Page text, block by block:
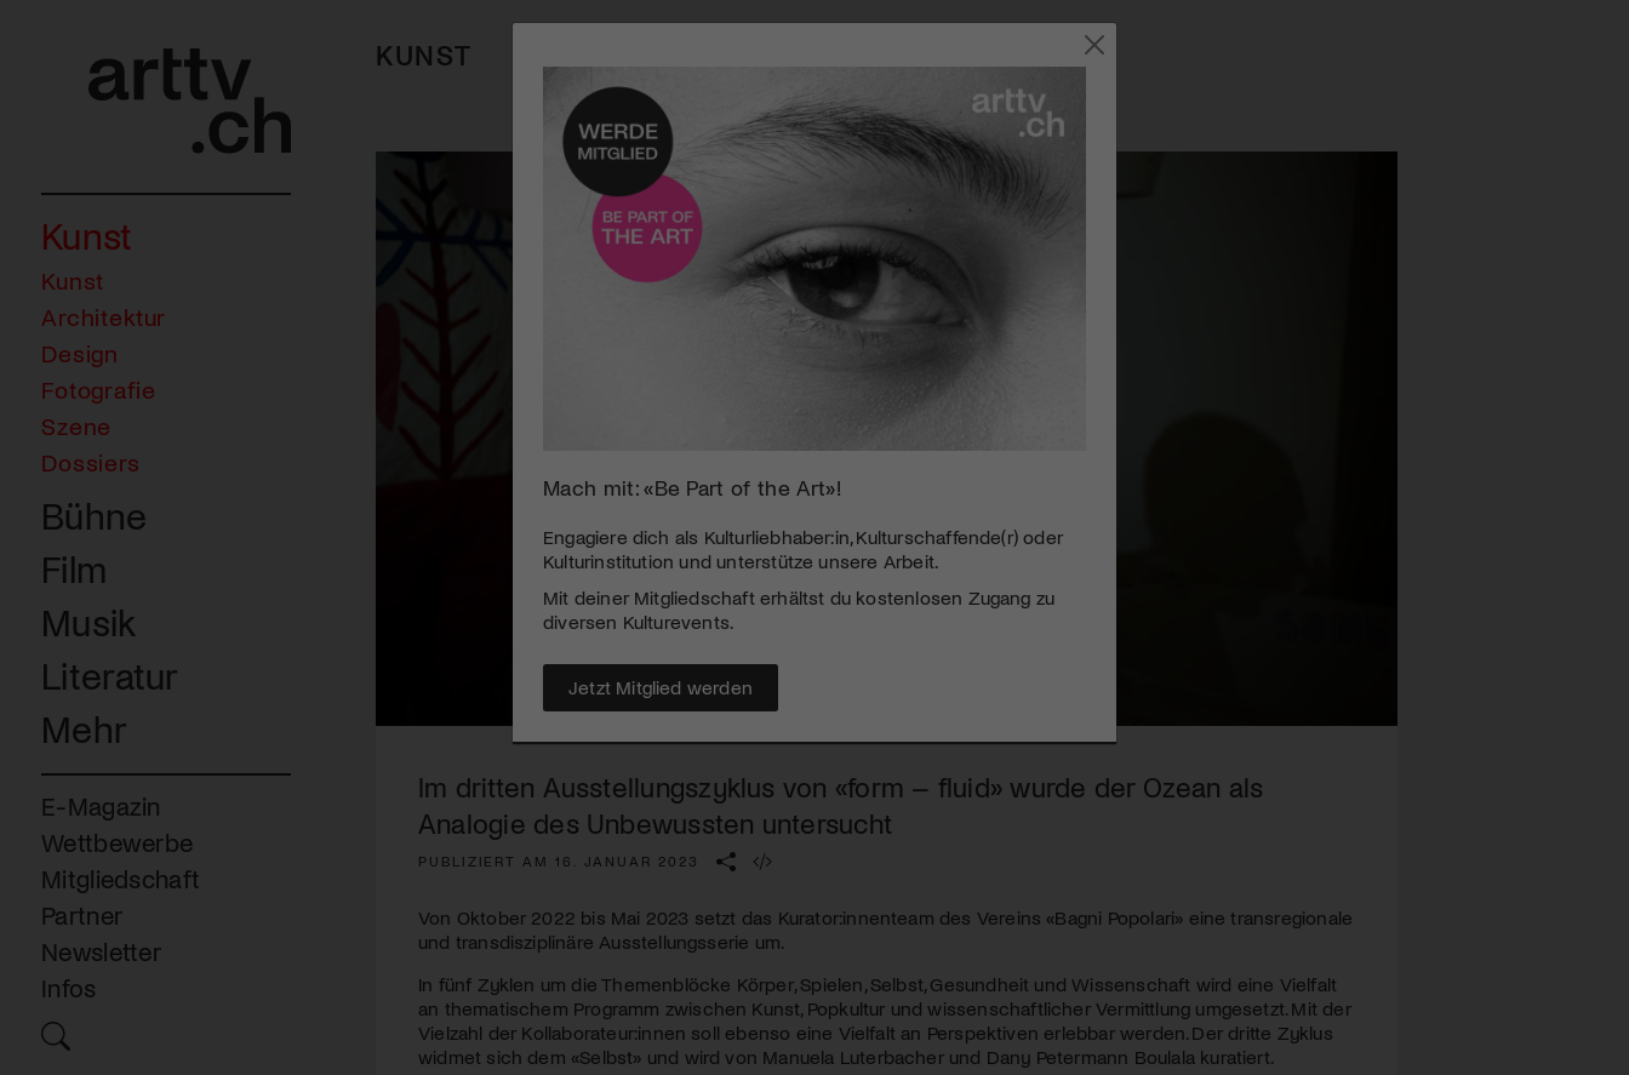
Kunst
Kunst
Architektur
Design
Fotografie
Szene
Dossiers
Bühne
Film
Musik
Literatur
Mehr
E-Magazin
Wettbewerbe
Mitgliedschaft
Partner
Newsletter
Infos
KUNST
minutes,
Im dritten Ausstellungszyklus von «form – fluid» wurde der Ozean als
Analogie des Unbewussten untersucht
PUBLIZIERT AM 16. JANUAR 2023
Von Oktober 2022 bis Mai 2023 setzt das Kurator:innenteam des Vereins «Bagni Popolari» eine transregionale
und transdisziplinäre Ausstellungsserie um.
In fünf Zyklen um die Themenblöcke Körper, Spielen, Selbst, Gesundheit und Wissenschaft wird eine Vielfalt
an thematischem Programm zwischen Kunst, Popkultur und wissenschaftlicher Vermittlung umgesetzt. Mit der
Vielzahl der Kollaborateur:innen soll ebenso eine Vielfalt an Perspektiven erlebbar werden. Der dritte Zyklus
widmet sich dem «Selbst» und wird von Manuela Luterbacher und Dany Petermann Boulala kuratiert.
Mach mit: «Be Part of the Art»!
Engagiere dich als Kulturliebhaber:in, Kulturschaffende(r) oder
Kulturinstitution und unterstütze unsere Arbeit.
Mit deiner Mitgliedschaft erhältst du kostenlosen Zugang zu
diversen Kulturevents.
Jetzt Mitglied werden